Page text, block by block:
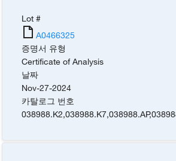
Lot #
A0466325
증명서 유형
Certificate of Analysis
날짜
Nov-27-2024
카탈로그 번호
038988.K2,038988.K7,038988.AP,